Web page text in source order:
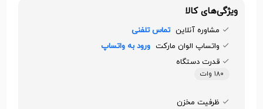
ویژگی‌های کالا
مشاوره آنلاین تماس تلفنی
واتساپ الوان مارکت ورود به واتساپ
قدرت دستگاه
۱۸۰ وات
ظرفیت مخزن